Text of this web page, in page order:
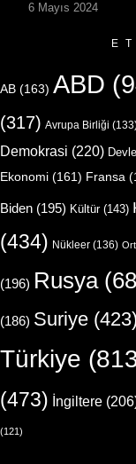
6 Mayıs 2024
AB (163) ABD
(317) Avrupa Birliği
Demokrasi (220)
Ekonomi (161) Fransa
Biden (195) Kültür(143)
(434) Nükleer (136)
(196) Rusya
(186) Suriye (423)
Türkiye
(473) İngiltere
(121)